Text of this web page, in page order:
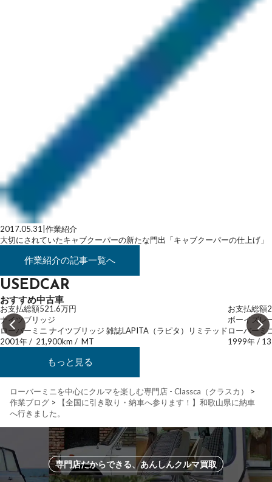
2017.05.31 作業紹介
大切にされていたキャブクーパーの新たな門出「キャブクーパーの仕上げ」
作業紹介の記事一覧へ
USEDCAR
おすすめ中古車
お支払総額521.6万円
ナイツブリッジ
ローバーミニ ナイツブリッジ 雑誌LAPITA（ラピタ）リミテッド
2001年/ 21,900km / MT
お支払総額
ボーイズレ
ローバーミ
1999年/
もっと見る
ローバーミニを中心にクルマを楽しむ専門店 - Classca（クラスカ）
>
作業ブログ >
【全国に引き取り・納車へ参ります！】和歌山県に納車
へ行きました。
専門店だからできる、あんしんクルマ買取